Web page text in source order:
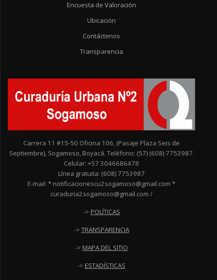
Encuesta de Valoración
Ubicación
Contáctenos
Transparencia
Carrera 11 #15-50 Oficina 106, (Pasaje Plaza Seis de
Septiembre), Sogamoso, Boyacá. Teléfono: (57) (608) 7753987.
Celular: +57 3046686478
Línea gratuita: (608) 7753987
E-mail: * notificacionescu2sogamoso@gmail.com *
curaduria2sogamoso@gmail.com /
-> POLÍTICAS
-> TRANSPARENCIA
-> MAPA DEL SITIO
-> ESTADÍSTICAS